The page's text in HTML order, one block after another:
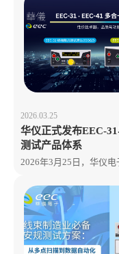
2026.03.25
华仪正式发布EEC-
测试产品体系
2026年3月25日，华仪电